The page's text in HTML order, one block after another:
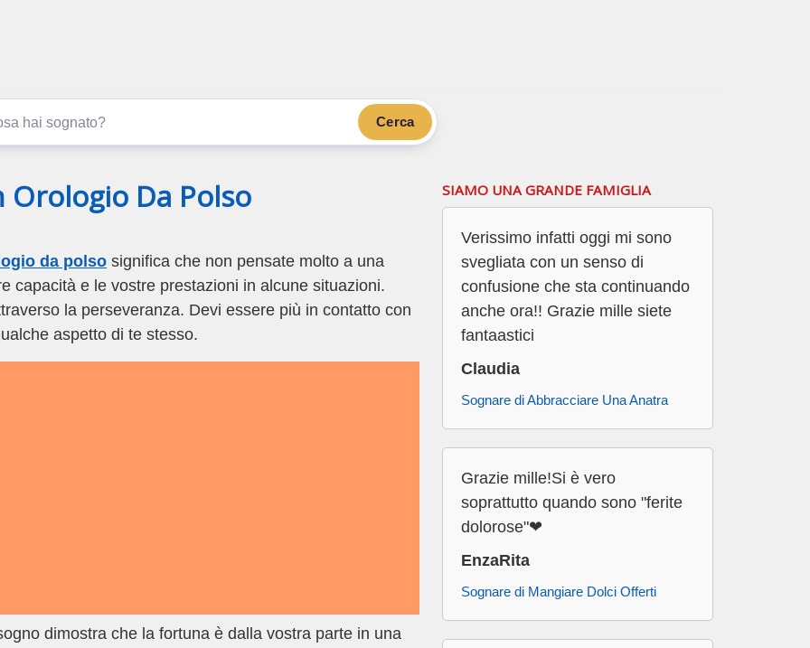
Cerca
Orologio Da Polso
da polso significa che non pensate molto a una
capacità e le vostre prestazioni in alcune situazioni.
la perseveranza. Devi essere più in contatto con
aspetto di te stesso.
dimostra che la fortuna è dalla vostra parte in una
SIAMO UNA GRANDE FAMIGLIA
Verissimo infatti oggi mi sono
svegliata con un senso di
confusione che sta continuando
anche ora!! Grazie mille siete
fantaastici
Claudia
Sognare di Abbracciare Una Anatra
Grazie mille!Si è vero
soprattutto quando sono "ferite
dolorose"❤
EnzaRita
Sognare di Mangiare Dolci Offerti